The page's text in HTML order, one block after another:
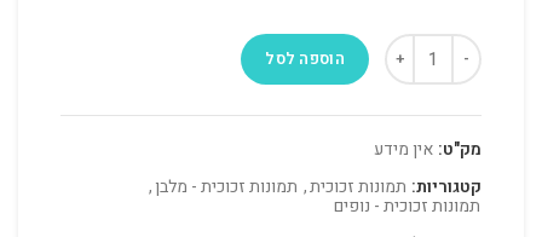
הוספה לסל
מק"ט: אין מידע
קטגוריות: תמונות זכוכית, תמונות זכוכית - מלבן,
תמונות זכוכית - נופים